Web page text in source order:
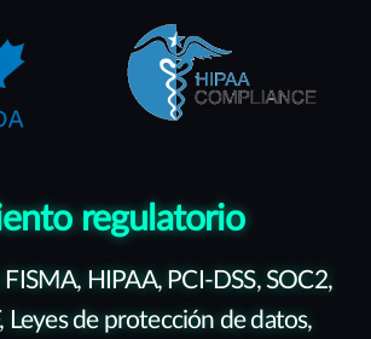
regulatorio
FISMA, HIPAA, PCI-DSS, SOC2,
Leyes de protección de datos,